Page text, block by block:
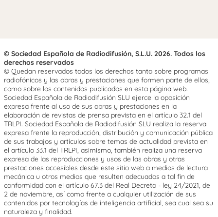
© Sociedad Española de Radiodifusión, S.L.U. 2026. Todos los
derechos reservados
© Quedan reservados todos los derechos tanto sobre programas
radiofónicos y las obras y prestaciones que formen parte de ellos,
como sobre los contenidos publicados en esta página web.
Sociedad Española de Radiodifusión SLU ejerce la oposición
expresa frente al uso de sus obras y prestaciones en la
elaboración de revistas de prensa prevista en el artículo 32.1 del
TRLPI. Sociedad Española de Radiodifusión SLU realiza la reserva
expresa frente la reproducción, distribución y comunicación pública
de sus trabajos y artículos sobre temas de actualidad prevista en
el artículo 33.1 del TRLPI, asimismo, también realiza una reserva
expresa de las reproducciones y usos de las obras y otras
prestaciones accesibles desde este sitio web a medios de lectura
mecánica u otros medios que resulten adecuados a tal fin de
conformidad con el artículo 67.3 del Real Decreto - ley 24/2021, de
2 de noviembre, así como frente a cualquier utilización de sus
contenidos por tecnologías de inteligencia artificial, sea cual sea su
naturaleza y finalidad.